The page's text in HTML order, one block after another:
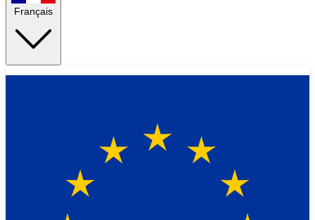
Français